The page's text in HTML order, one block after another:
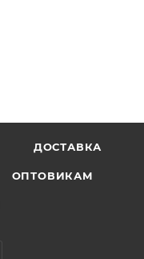
ДОСТАВКА
ОПТОВИКАМ